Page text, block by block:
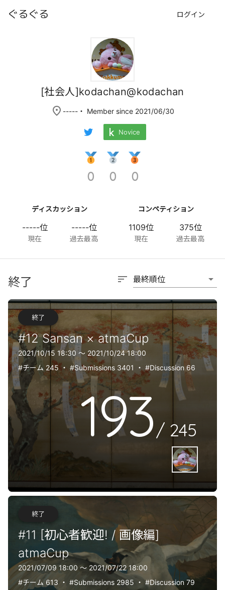
ぐるぐる ログイン
[社会人]kodachan@kodachan
place ----- ・ Member since 2021/06/30
Novice
0 0 0
ディスカッション
-----位
現在
-----位
過去最高
コンペティション
1109位
現在
375位
過去最高
終了 sort 最終順位 arrow_drop_down
終了
#12 Sansan × atmaCup
2021/10/15 18:30 〜 2021/10/24 18:00
#チーム 245 ・ #Submissions 3401 ・ #Discussion 66
193/ 245
終了
#11 [初心者歓迎! / 画像編]
atmaCup
2021/07/09 18:00 〜 2021/07/22 18:00
#チーム 613 ・ #Submissions 2985 ・#Discussion 79